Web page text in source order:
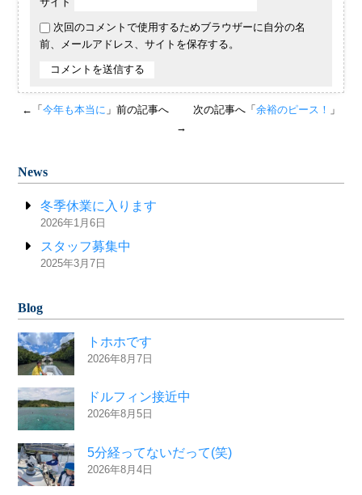
サイト
次回のコメントで使用するためブラウザーに自分の名
前、メールアドレス、サイトを保存する。
←「 今年も本当に 」前の記事へ 次の記事へ「 余裕のピース！ 」
→
News
冬季休業に入ります
2026年1月6日
スタッフ募集中
2025年3月7日
Blog
トホホです
2026年8月7日
ドルフィン接近中
2026年8月5日
5分経ってないだって(笑)
2026年8月4日